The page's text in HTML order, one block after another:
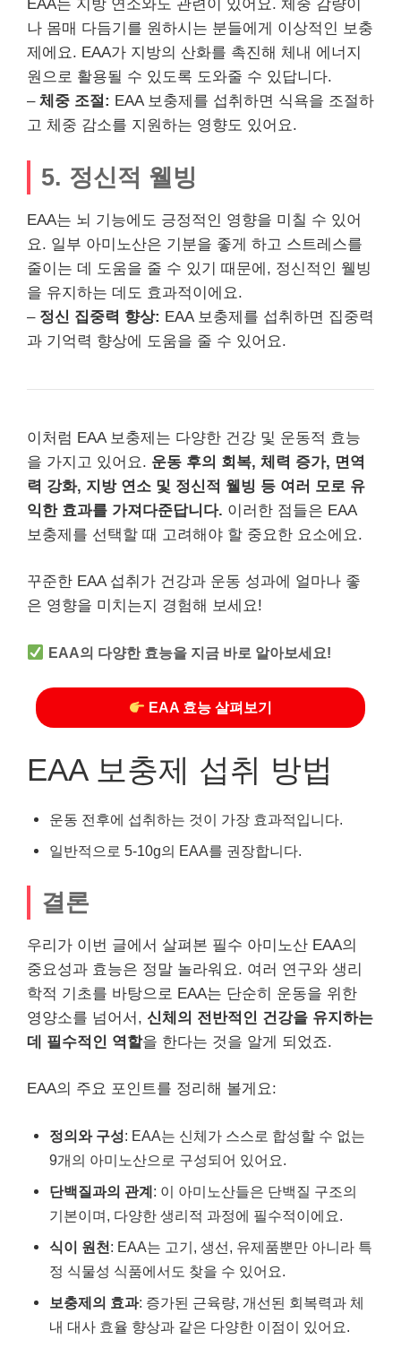
EAA는 지방 연소와도 관련이 있어요. 체중 감량이
나 몸매 다듬기를 원하시는 분들에게 이상적인 보충
제에요. EAA가 지방의 산화를 촉진해 체내 에너지
원으로 활용될 수 있도록 도와줄 수 있답니다.
– 체중 조절: EAA 보충제를 섭취하면 식욕을 조절하
고 체중 감소를 지원하는 영향도 있어요.
5. 정신적 웰빙
EAA는 뇌 기능에도 긍정적인 영향을 미칠 수 있어
요. 일부 아미노산은 기분을 좋게 하고 스트레스를
줄이는 데 도움을 줄 수 있기 때문에, 정신적인 웰빙
을 유지하는 데도 효과적이에요.
– 정신 집중력 향상: EAA 보충제를 섭취하면 집중력
과 기억력 향상에 도움을 줄 수 있어요.
이처럼 EAA 보충제는 다양한 건강 및 운동적 효능
을 가지고 있어요. 운동 후의 회복, 체력 증가, 면역
력 강화, 지방 연소 및 정신적 웰빙 등 여러 모로 유
익한 효과를 가져다준답니다. 이러한 점들은 EAA
보충제를 선택할 때 고려해야 할 중요한 요소에요.
꾸준한 EAA 섭취가 건강과 운동 성과에 얼마나 좋
은 영향을 미치는지 경험해 보세요!
EAA의 다양한 효능을 지금 바로 알아보세요!
EAA 효능 살펴보기
EAA 보충제 섭취 방법
운동 전후에 섭취하는 것이 가장 효과적입니다.
일반적으로 5-10g의 EAA를 권장합니다.
결론
우리가 이번 글에서 살펴본 필수 아미노산 EAA의
중요성과 효능은 정말 놀라워요. 여러 연구와 생리
학적 기초를 바탕으로 EAA는 단순히 운동을 위한
영양소를 넘어서, 신체의 전반적인 건강을 유지하는
데 필수적인 역할을 한다는 것을 알게 되었죠.
EAA의 주요 포인트를 정리해 볼게요:
정의와 구성: EAA는 신체가 스스로 합성할 수 없는
9개의 아미노산으로 구성되어 있어요.
단백질과의 관계: 이 아미노산들은 단백질 구조의
기본이며, 다양한 생리적 과정에 필수적이에요.
식이 원천: EAA는 고기, 생선, 유제품뿐만 아니라 특
정 식물성 식품에서도 찾을 수 있어요.
보충제의 효과: 증가된 근육량, 개선된 회복력과 체
내 대사 효율 향상과 같은 다양한 이점이 있어요.